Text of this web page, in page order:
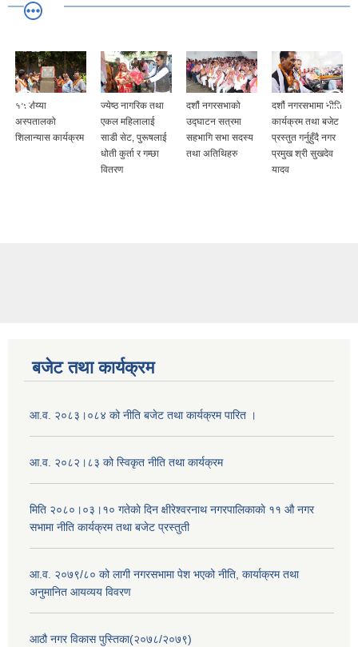
१५ शैय्या
अस्पतालको
शिलान्यास कार्यक्रम
ज्येष्ठ नागरिक तथा
एकल महिलालाई
साडी सेट, पुरूषलाई
धोती कुर्ता र गम्छा
वितरण
दशौं नगरसभाको
उद्घाटन सत्रमा
सहभागि सभा सदस्य
तथा अतिथिहरु
दशौं नगरसभामा नीति
कार्यक्रम तथा बजेट
प्रस्तुत गर्नुहुँदै नगर
प्रमुख श्री सुखदेव
यादव
बजेट तथा कार्यक्रम
आ.व. २०८३।०८४ को नीति बजेट तथा कार्यक्रम पारित ।
आ.व. २०८२।८३ को स्विकृत नीति तथा कार्यक्रम
मिति २०८०।०३।१० गतेकाे दिन क्षीरेश्वरनाथ नगरपालिकाकाे ११ ‍औ नगर
सभामा नीति कार्यक्रम तथा बजेट प्रस्तुती
आ.व. २०७९/८० को लागी नगरसभामा पेश भएको नीति, कार्याक्रम तथा
अनुमानित आयव्यय विवरण
आठौ नगर विकास पुस्तिका(२०७८/२०७९)